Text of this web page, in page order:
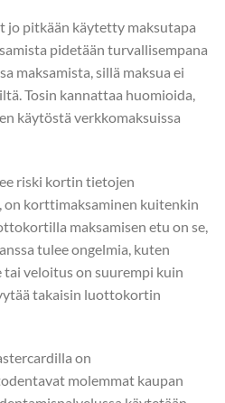
pitkään käytetty maksutapa
pidetään turvallisempana
maksamista, sillä maksua ei
Tosin kannattaa huomioida,
käytöstä verkkomaksuissa
riski kortin tietojen
on korttimaksaminen kuitenkin
maksamisen etu on se,
tulee ongelmia, kuten
veloitus on suurempi kuin
takaisin luottokortin
on
molemmat kaupan